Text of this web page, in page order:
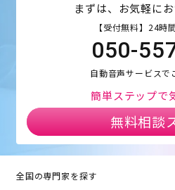
まずは、お気軽に
【受付無料】24時
050-
自動音声サービスで
簡単ステップで
無料相談
全国の専門家を探す